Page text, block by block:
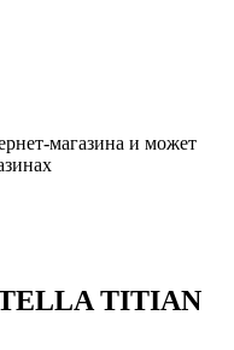
магазина и может
TITIAN